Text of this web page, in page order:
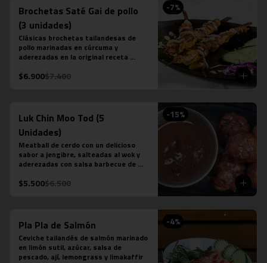
-7%
Brochetas Saté Gai de pollo
(3 unidades)
Clásicas brochetas tailandesas de
pollo marinadas en cúrcuma y
aderezadas en la original receta
azúcar de palma, semillas de cilantro,
$6.900$7.400
-15%
Luk Chin Moo Tod (5
Unidades)
Meatball de cerdo con un delicioso
sabor a jengibre, salteadas al wok y
aderezadas con salsa barbecue de
$5.500$6.500
-4%
Pla Pla de Salmón
Ceviche tailandés de salmón marinado
en limón sutil, azúcar, salsa de
pescado, ají, lemongrass y limakaffir